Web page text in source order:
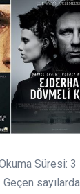
Süresi: 3